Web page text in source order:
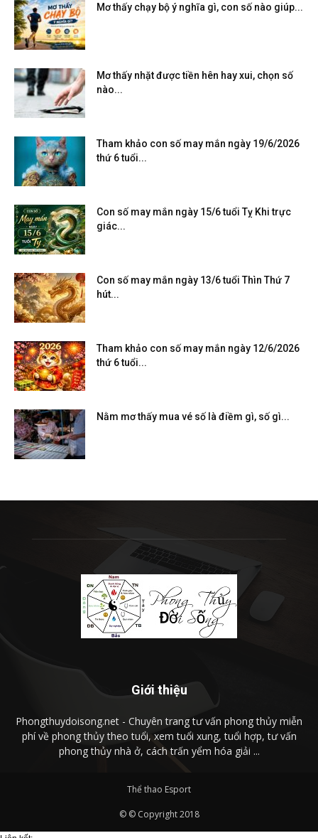
Mơ thấy chạy bộ ý nghĩa gì, con số nào giúp...
Mơ thấy nhặt được tiền hên hay xui, chọn số
nào...
Tham khảo con số may mắn ngày 19/6/2026
thứ 6 tuổi...
Con số may mắn ngày 15/6 tuổi Tỵ Khi trực
giác...
Con số may mắn ngày 13/6 tuổi Thìn Thứ 7
hút...
Tham khảo con số may mắn ngày 12/6/2026
thứ 6 tuổi...
Nằm mơ thấy mua vé số là điềm gì, số gì...
Giới thiệu
Phongthuydoisong.net - Chuyên trang tư vấn phong thủy miễn
phí về phong thủy theo tuổi, xem tuổi xung, tuổi hợp, tư vấn
phong thủy nhà ở, cách trấn yểm hóa giải ...
Thể thao Esport
© © Copyright 2018